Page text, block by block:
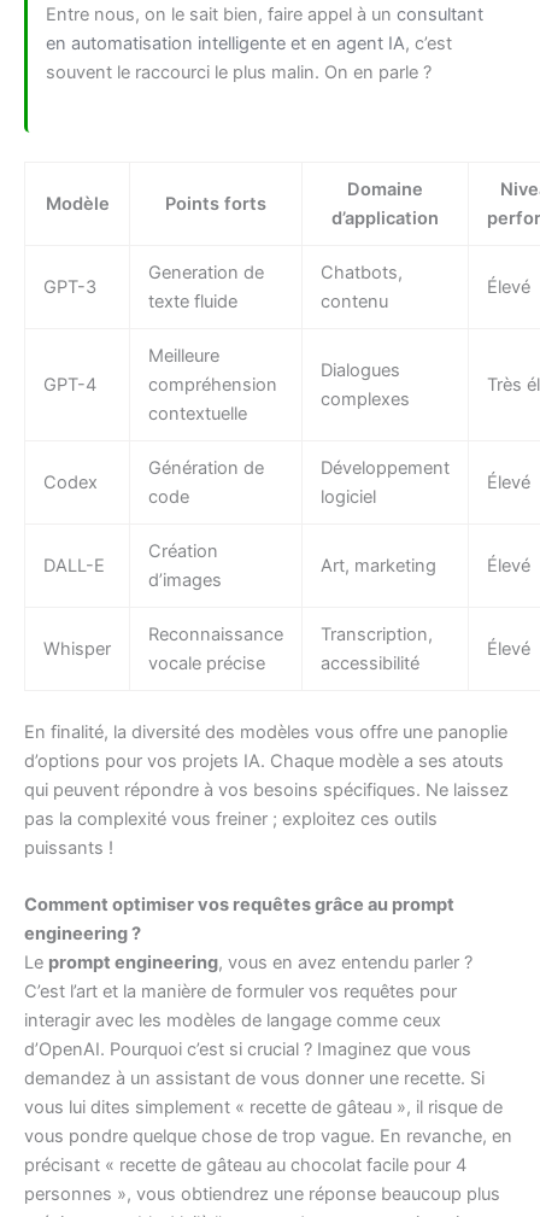
Entre nous, on le sait bien, faire appel à un consultant
en automatisation intelligente et en agent IA, c’est
souvent le raccourci le plus malin. On en parle ?
Modèle Points forts
Domaine
d’application
GPT-3
Generation de
texte fluide
Chatbots,
contenu
Élevé
GPT-4
Meilleure
compréhension
contextuelle
Dialogues
complexes
Très
Codex
Génération de
code
Développement
logiciel
Élevé
DALL-E
Création
d’images
Art, marketing Élevé
Whisper
Reconnaissance
vocale précise
Transcription,
accessibilité
Élevé
En finalité, la diversité des modèles vous offre une panoplie
d’options pour vos projets IA. Chaque modèle a ses atouts
qui peuvent répondre à vos besoins spécifiques. Ne laissez
pas la complexité vous freiner ; exploitez ces outils
puissants !
Comment optimiser vos requêtes grâce au prompt
engineering ?
Le prompt engineering, vous en avez entendu parler ?
C’est l’art et la manière de formuler vos requêtes pour
interagir avec les modèles de langage comme ceux
d’OpenAI. Pourquoi c’est si crucial ? Imaginez que vous
demandez à un assistant de vous donner une recette. Si
vous lui dites simplement « recette de gâteau », il risque de
vous pondre quelque chose de trop vague. En revanche, en
précisant « recette de gâteau au chocolat facile pour 4
personnes », vous obtiendrez une réponse beaucoup plus